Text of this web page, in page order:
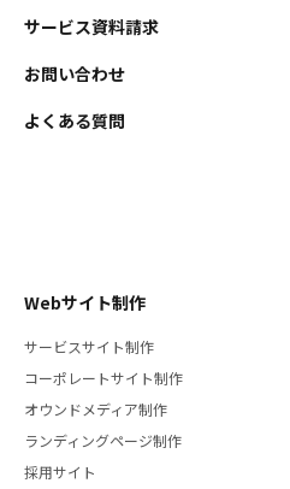
サービス資料請求
お問い合わせ
よくある質問
Webサイト制作
サービスサイト制作
コーポレートサイト制作
オウンドメディア制作
ランディングページ制作
採用サイト